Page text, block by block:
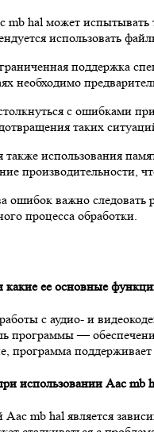
mb hal может
использовать
поддержка
необходимо
с ошибками
таких
также использования
производительности,
ошибок важно
процесса обработки.
какие ее основные
с аудио- и
программы —
программа
использовании Aac mb
mb hal является